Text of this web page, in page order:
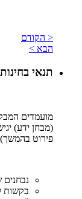
< הקודם
הבא >
תנאי
מועמדים
(מבחן ידע)
פירוט
נבחנים
בקשות